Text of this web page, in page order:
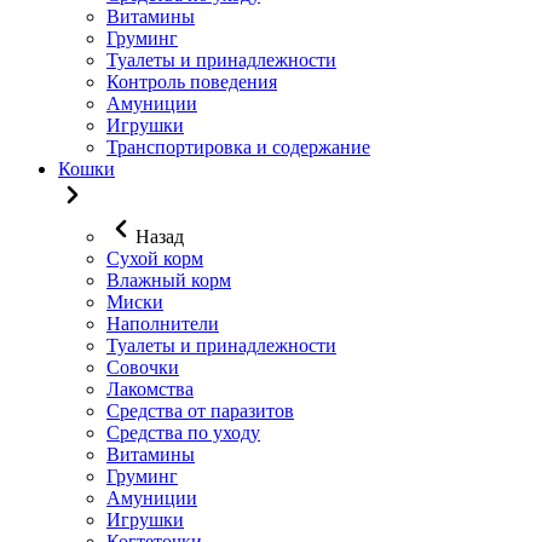
Витамины
Груминг
Туалеты и принадлежности
Контроль поведения
Амуниции
Игрушки
Транспортировка и содержание
Кошки
Назад
Сухой корм
Влажный корм
Миски
Наполнители
Туалеты и принадлежности
Совочки
Лакомства
Средства от паразитов
Средства по уходу
Витамины
Груминг
Амуниции
Игрушки